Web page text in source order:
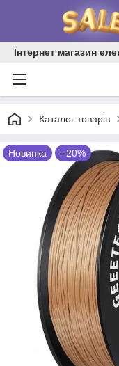
Інтернет магазин
Каталог товарів
Новинка –20%